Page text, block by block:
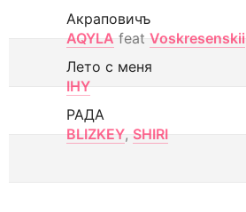
Акраповичъ
AQYLA feat Voskresenskii
Лето с меня
IHY
РАДА
BLIZKEY, SHIRI